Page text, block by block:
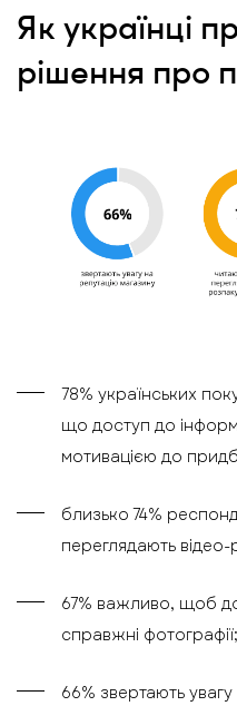
Як українці
рішення про
78% українських
що доступ до
мотивацією до
близько 74%
переглядають
67% важливо, щоб
справжні фотографії;
66% звертають